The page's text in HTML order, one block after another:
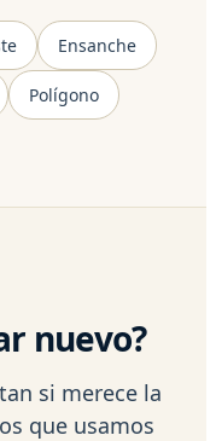
Ensanche
Polígono
nuevo?
si merece la
que usamos